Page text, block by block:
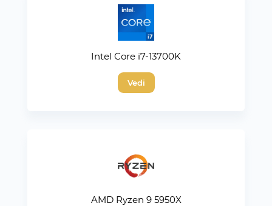
Intel Core i7-13700K
Vedi
AMD Ryzen 9 5950X